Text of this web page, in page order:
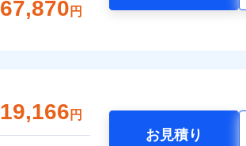
67,870 円
19,166 円
お見積り